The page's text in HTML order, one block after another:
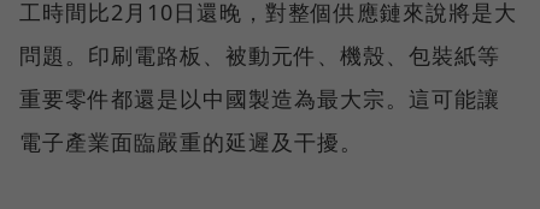
工時間比2月10日還晚，對整個供應鏈來說將是大
問題。印刷電路板、被動元件、機殼、包裝紙等
重要零件都還是以中國製造為最大宗。這可能讓
電子產業面臨嚴重的延遲及干擾。